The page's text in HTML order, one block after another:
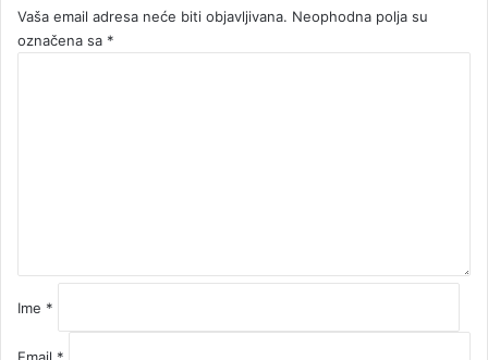
Vaša email adresa neće biti objavljivana. Neophodna polja su
označena sa *
Ime *
Email *